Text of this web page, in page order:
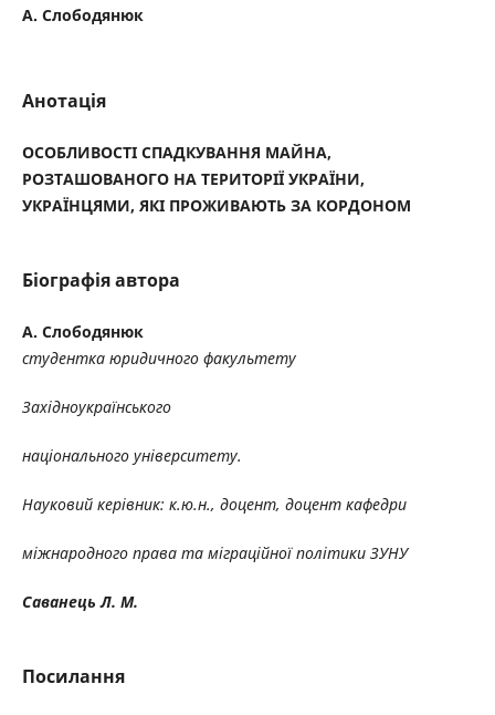
А. Слободянюк
Анотація
ОСОБЛИВОСТІ СПАДКУВАННЯ МАЙНА,
РОЗТАШОВАНОГО НА ТЕРИТОРІЇ УКРАЇНИ,
УКРАЇНЦЯМИ, ЯКІ ПРОЖИВАЮТЬ ЗА КОРДОНОМ
Біографія автора
А. Слободянюк
студентка юридичного факультету
Західноукраїнського
національного університету.
Науковий керівник: к.ю.н., доцент, доцент кафедри
міжнародного права та міграційної політики ЗУНУ
Саванець Л. М.
Посилання